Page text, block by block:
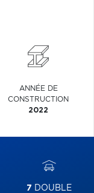
ANNÉE DE
CONSTRUCTION
2022
7 DOUBLE